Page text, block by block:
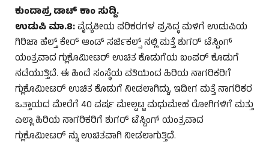
ಕುಂದಾಪ್ರ ಡಾಟ್ ಕಾಂ ಸುದ್ದಿ.
ಉಡುಪಿ ಮಾ.8:ವೈದ್ಯಕೀಯ ಪರಿಕರಗಳ ಪ್ರಸಿದ್ಧ ಮಳಿಗೆ ಉಡುಪಿಯ
ಗಿರಿಜಾ ಹೆಲ್ತ್ ಕೇರ್ ಆಂಡ್ ಸರ್ಜಿಕಲ್ಸ್ ನಲ್ಲಿ ಮತ್ತೆ ಶುಗರ್ ಟೆಸ್ಟಿಂಗ್
ಯಂತ್ರವಾದ ಗ್ಲುಕೊಮೀಟರ್ ಉಚಿತ ಕೊಡುಗೆಯ ಬಂಪರ್ ಕೊಡುಗೆ
ನಡೆಯುತ್ತಿದೆ. ಈ ಹಿಂದೆ ಸಂಸ್ಥೆಯ ವತಿಯಿಂದ ಹಿರಿಯ ನಾಗರಿಕರಿಗೆ
ಗ್ಲುಕೊಮೀಟರ್ ಉಚಿತ ಕೊಡುಗೆ ನೀಡಲಾಗಿದ್ದು, ಇದೀಗ ಮತ್ತೆ ನಾಗರಿಕರ
ಒತ್ತಾಯದ ಮೇರೆಗೆ 40 ವರ್ಷ ಮೇಲ್ಪಟ್ಟ ಮಧುಮೇಹ ರೋಗಿಗಳಿಗೆ ಮತ್ತು
ಎಲ್ಲಾ ಹಿರಿಯ ನಾಗರಿಕರಿಗೆ ಶುಗರ್ ಟೆಸ್ಟಿಂಗ್ ಯಂತ್ರವಾದ
ಗ್ಲುಕೊಮೀಟರ್ ನ್ನು ಉಚಿತವಾಗಿ ನೀಡಲಾಗುತ್ತಿದೆ.